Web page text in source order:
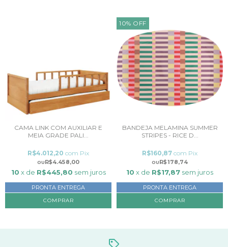
CAMA LINK COM AUXILIAR E
MEIA GRADE PALI...
R$4.458,00
R$4.012,20 com Pix
10 x de R$445,80 sem juros
PRONTA ENTREGA
COMPRAR
10% OFF
BANDEJA MELAMINA SUMMER
STRIPES - RICE D...
R$178,74
R$160,87 com Pix
10 x de R$17,87 sem juros
PRONTA ENTREGA